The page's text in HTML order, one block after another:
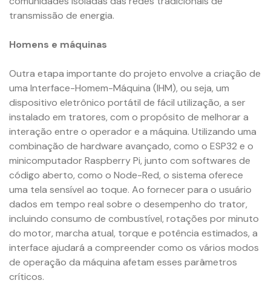
transmissão de energia.
Homens e máquinas
Outra etapa importante do projeto envolve a criação de
uma Interface-Homem-Máquina (IHM), ou seja, um
dispositivo eletrônico portátil de fácil utilização, a ser
instalado em tratores, com o propósito de melhorar a
interação entre o operador e a máquina. Utilizando uma
combinação de hardware avançado, como o ESP32 e o
minicomputador Raspberry Pi, junto com softwares de
código aberto, como o Node-Red, o sistema oferece
uma tela sensível ao toque. Ao fornecer para o usuário
dados em tempo real sobre o desempenho do trator,
incluindo consumo de combustível, rotações por minuto
do motor, marcha atual, torque e potência estimados, a
interface ajudará a compreender como os vários modos
de operação da máquina afetam esses parâmetros
críticos.